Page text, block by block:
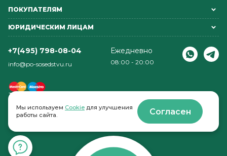
ПОКУПАТЕЛЯМ
ЮРИДИЧЕСКИМ ЛИЦАМ
+7(495) 798-08-04
info@po-sosedstvu.ru
Ежедневно
08:00 - 20:00
© 2022-2026 . По соседству
Мы используем Cookie для улучшения
работы сайта.
Согласен